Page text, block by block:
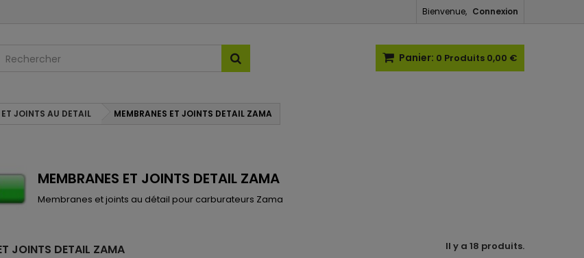
Bienvenue, Connexion
Panier: 0 Produits 0,00 €
JOINTS AU DETAIL MEMBRANES ET JOINTS DETAIL ZAMA
MEMBRANES ET JOINTS DETAIL ZAMA
Membranes et joints au détail pour carburateurs Zama
JOINTS DETAIL ZAMA Il y a 18 produits.